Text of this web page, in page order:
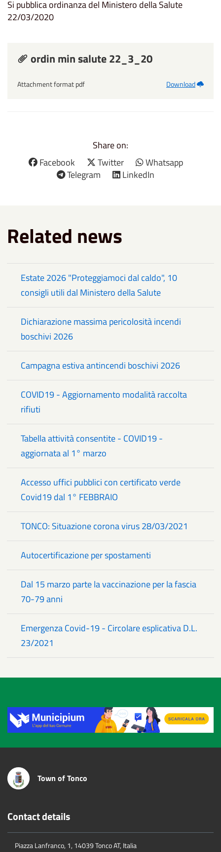
Si pubblica ordinanza del Ministero della Salute
22/03/2020
ordin min salute 22_3_20
Attachment format pdf Download
Share on:
Facebook
Twitter
Whatsapp
Telegram
LinkedIn
Related news
Estate 2026 "Proteggiamoci dal caldo", 10
consigli utili dal Ministero della Salute
Dichiarazione massima pericolosità incendi
boschivi 2026
Campagna estiva antincendi boschivi 2026
COVID19 - Aggiornamento modalità raccolta
rifiuti
Tabella attività consentite - COVID19 -
aggiornata al 1° marzo
Accesso uffici pubblici con certificato verde
Covid19 dal 1° FEBBRAIO
TONCO: Situazione corona virus 28/03/2021
Autocertificazione per spostamenti
Dal 15 marzo parte la vaccinazione per la fascia
70-79 anni
Emergenza Covid-19 - Circolare esplicativa D.L.
23/2021
Title
Town of Tonco
Contact details
Piazza Lanfranco, 1, 14039 Tonco AT, Italia